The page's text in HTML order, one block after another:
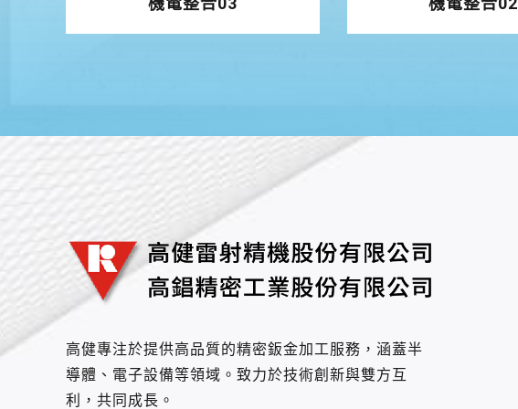
高健專注於提供高品質的精密鈑金加工服務，涵蓋半
導體、電子設備等領域。致力於技術創新與雙方互
利，共同成長。